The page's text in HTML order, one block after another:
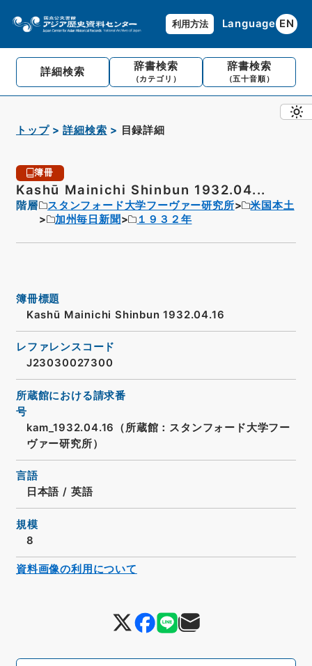
利用方法 Language EN
詳細検索 辞書検索
（カテゴリ）
辞書検索
（五十音順）
トップ 詳細検索 目録詳細
簿冊
Kashū Mainichi Shinbun 1932.04...
階層 スタンフォード大学フーヴァー研究所
米国本土
加州毎日新聞
１９３２年
簿冊標題
Kashū Mainichi Shinbun 1932.04.16
レファレンスコード
J23030027300
所蔵館における請求番
号
kam_1932.04.16（所蔵館：スタンフォード大学フー
ヴァー研究所）
言語
日本語 / 英語
規模
8
資料画像の利用について